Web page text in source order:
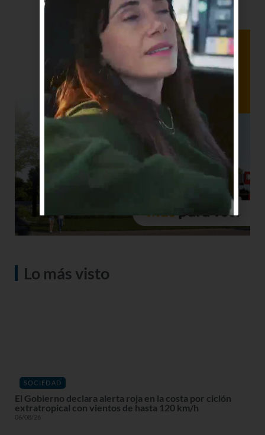
Lo más visto
SOCIEDAD
El Gobierno declara alerta roja en la costa por ciclón
extratropical con vientos de hasta 120 km/h
06/08/26